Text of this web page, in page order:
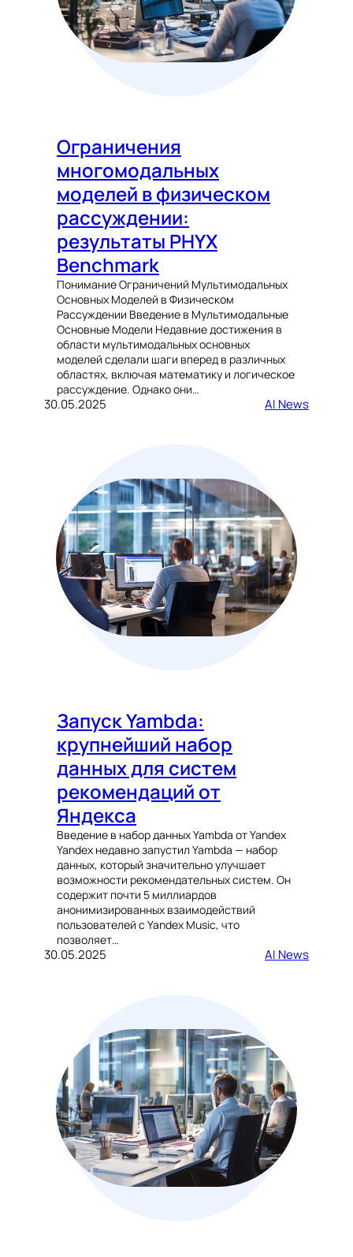
Ограничения
многомодальных
моделей в физическом
рассуждении:
результаты PHYX
Benchmark
Понимание Ограничений Мультимодальных
Основных Моделей в Физическом
Рассуждении Введение в Мультимодальные
Основные Модели Недавние достижения в
области мультимодальных основных
моделей сделали шаги вперед в различных
областях, включая математику и логическое
рассуждение. Однако они…
30.05.2025 AI News
Запуск Yambda:
крупнейший набор
данных для систем
рекомендаций от
Яндекса
Введение в набор данных Yambda от Yandex
Yandex недавно запустил Yambda — набор
данных, который значительно улучшает
возможности рекомендательных систем. Он
содержит почти 5 миллиардов
анонимизированных взаимодействий
пользователей с Yandex Music, что
позволяет…
30.05.2025 AI News